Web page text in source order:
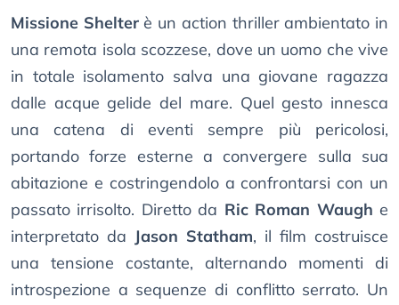
Missione Shelterè un action thriller ambientato in
una remota isola scozzese, dove un uomo che vive
in totale isolamento salva una giovane ragazza
dalle acque gelide del mare. Quel gesto innesca
una catena di eventi sempre più pericolosi,
portando forze esterne a convergere sulla sua
abitazione e costringendolo a confrontarsi con un
passato irrisolto. Diretto da Ric Roman Waugh e
interpretato da Jason Statham, il film costruisce
una tensione costante, alternando momenti di
introspezione a sequenze di conflitto serrato. Un